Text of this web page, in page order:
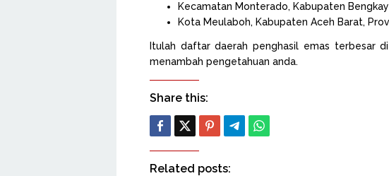
Kecamatan Monterado, Kabupaten
Kota Meulaboh, Kabupaten Aceh Barat,
Itulah daftar daerah penghasil emas terbesar
menambah pengetahuan anda.
Share this:
Related posts: